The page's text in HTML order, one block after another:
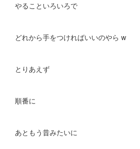
やることいろいろで
どれから手をつければいいのやら w
とりあえず
順番に
あともう昔みたいに